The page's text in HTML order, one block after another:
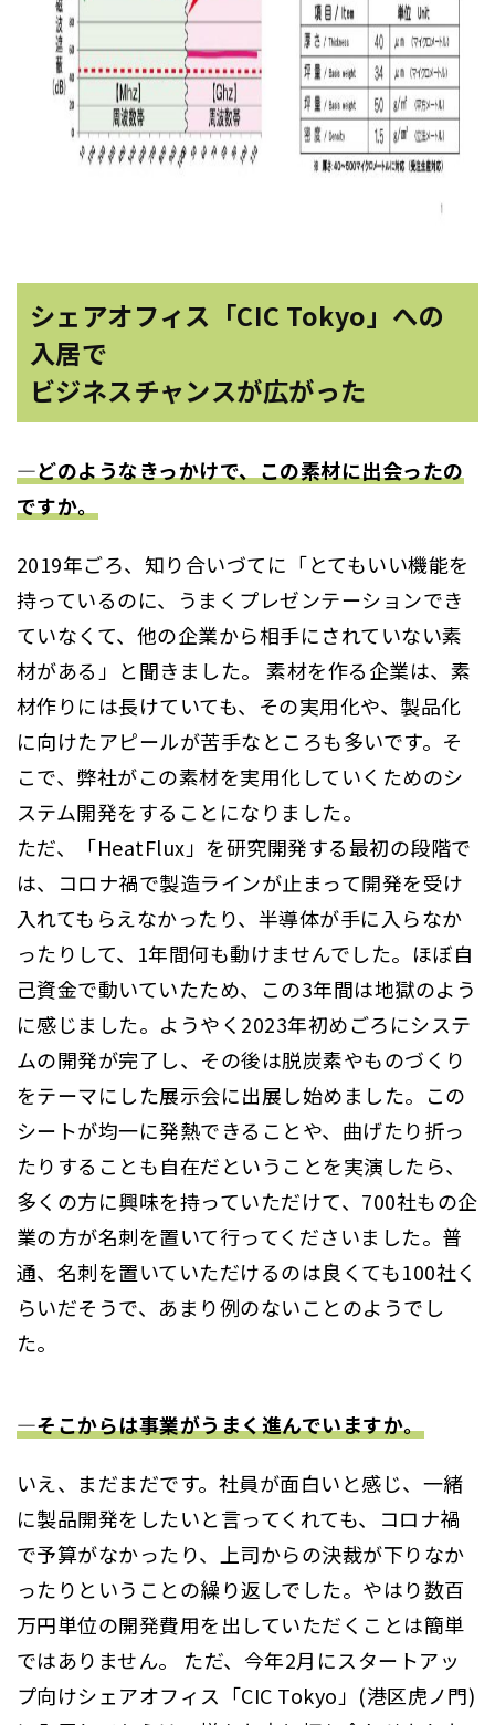
シェアオフィス「CIC Tokyo」への
入居で
ビジネスチャンスが広がった
―どのようなきっかけで、この素材に出会ったの
ですか。
2019年ごろ、知り合いづてに「とてもいい機能を
持っているのに、うまくプレゼンテーションでき
ていなくて、他の企業から相手にされていない素
材がある」と聞きました。 素材を作る企業は、素
材作りには長けていても、その実用化や、製品化
に向けたアピールが苦手なところも多いです。そ
こで、弊社がこの素材を実用化していくためのシ
ステム開発をすることになりました。
ただ、「HeatFlux」を研究開発する最初の段階で
は、コロナ禍で製造ラインが止まって開発を受け
入れてもらえなかったり、半導体が手に入らなか
ったりして、1年間何も動けませんでした。ほぼ自
己資金で動いていたため、この3年間は地獄のよう
に感じました。ようやく2023年初めごろにシステ
ムの開発が完了し、その後は脱炭素やものづくり
をテーマにした展示会に出展し始めました。この
シートが均一に発熱できることや、曲げたり折っ
たりすることも自在だということを実演したら、
多くの方に興味を持っていただけて、700社もの企
業の方が名刺を置いて行ってくださいました。普
通、名刺を置いていただけるのは良くても100社く
らいだそうで、あまり例のないことのようでし
た。
―そこからは事業がうまく進んでいますか。
いえ、まだまだです。社員が面白いと感じ、一緒
に製品開発をしたいと言ってくれても、コロナ禍
で予算がなかったり、上司からの決裁が下りなか
ったりということの繰り返しでした。やはり数百
万円単位の開発費用を出していただくことは簡単
ではありません。 ただ、今年2月にスタートアッ
プ向けシェアオフィス「CIC Tokyo」(港区虎ノ門)